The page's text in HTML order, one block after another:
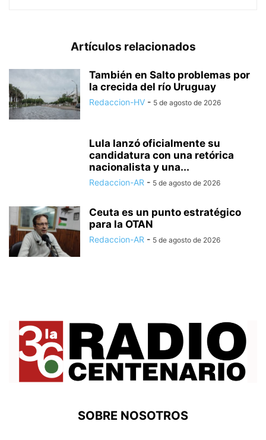
Artículos relacionados
También en Salto problemas por
la crecida del río Uruguay
Redaccion-HV - 5 de agosto de 2026
Lula lanzó oficialmente su
candidatura con una retórica
nacionalista y una...
Redaccion-AR - 5 de agosto de 2026
Ceuta es un punto estratégico
para la OTAN
Redaccion-AR - 5 de agosto de 2026
SOBRE NOSOTROS